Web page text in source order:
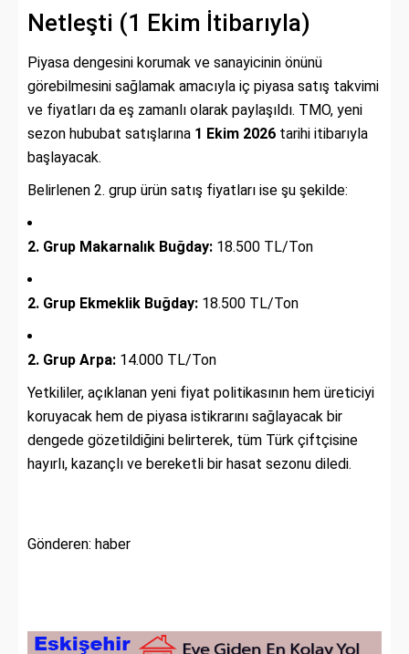
Netleşti (1 Ekim İtibarıyla)
Piyasa dengesini korumak ve sanayicinin önünü
görebilmesini sağlamak amacıyla iç piyasa satış takvimi
ve fiyatları da eş zamanlı olarak paylaşıldı. TMO, yeni
sezon hububat satışlarına 1 Ekim 2026 tarihi itibarıyla
başlayacak.
Belirlenen 2. grup ürün satış fiyatları ise şu şekilde:
2. Grup Makarnalık Buğday: 18.500 TL/Ton
2. Grup Ekmeklik Buğday: 18.500 TL/Ton
2. Grup Arpa: 14.000 TL/Ton
Yetkililer, açıklanan yeni fiyat politikasının hem üreticiyi
koruyacak hem de piyasa istikrarını sağlayacak bir
dengede gözetildiğini belirterek, tüm Türk çiftçisine
hayırlı, kazançlı ve bereketli bir hasat sezonu diledi.
Gönderen: haber